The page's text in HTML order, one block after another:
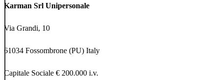
Karman Srl Unipersonale
Via Grandi, 10
61034 Fossombrone (PU) Italy
Capitale Sociale € 200.000 i.v.